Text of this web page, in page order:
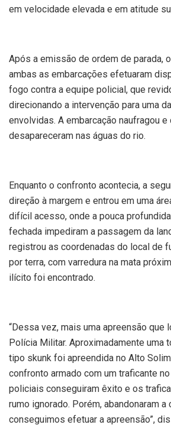
em velocidade elevada e em atitude
Após a emissão de ordem de parada,
ambas as embarcações efetuaram
fogo contra a equipe policial, que
direcionando a intervenção para uma
envolvidas. A embarcação naufragou
desapareceram nas águas do rio.
Enquanto o confronto acontecia, a
direção à margem e entrou em uma
difícil acesso, onde a pouca
fechada impediram a passagem da
registrou as coordenadas do local de
por terra, com varredura na mata
ilícito foi encontrado.
“Dessa vez, mais uma apreensão que
Polícia Militar. Aproximadamente uma
tipo skunk foi apreendida no Alto
confronto armado com um traficante
policiais conseguiram êxito e os
rumo ignorado. Porém, abandonaram a
conseguimos efetuar a apreensão”,